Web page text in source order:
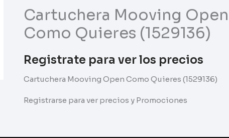
Cartuchera Mooving Open
Como Quieres (1529136)
Registrate para ver los precios
Cartuchera Mooving Open Como Quieres (1529136)
Registrarse para ver precios y Promociones